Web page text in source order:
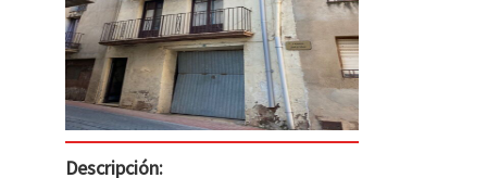
Descripción: